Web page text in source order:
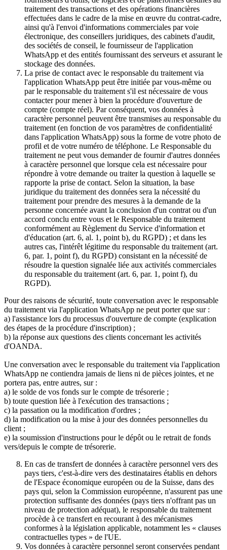
traitement des transactions et des opérations financières
effectuées dans le cadre de la mise en œuvre du contrat-cadre,
ainsi qu'à l'envoi d'informations commerciales par voie
électronique, des conseillers juridiques, des cabinets d'audit,
des sociétés de conseil, le fournisseur de l'application
WhatsApp et des entités fournissant des serveurs et assurant le
stockage des données.
La prise de contact avec le responsable du traitement via
l'application WhatsApp peut être initiée par vous-même ou
par le responsable du traitement s'il est nécessaire de vous
contacter pour mener à bien la procédure d'ouverture de
compte (compte réel). Par conséquent, vos données à
caractère personnel peuvent être transmises au responsable du
traitement (en fonction de vos paramètres de confidentialité
dans l'application WhatsApp) sous la forme de votre photo de
profil et de votre numéro de téléphone. Le Responsable du
traitement ne peut vous demander de fournir d'autres données
à caractère personnel que lorsque cela est nécessaire pour
répondre à votre demande ou traiter la question à laquelle se
rapporte la prise de contact. Selon la situation, la base
juridique du traitement des données sera la nécessité du
traitement pour prendre des mesures à la demande de la
personne concernée avant la conclusion d'un contrat ou d'un
accord conclu entre vous et le Responsable du traitement
conformément au Règlement du Service d'information et
d'éducation (art. 6, al. 1, point b), du RGPD) ; et dans les
autres cas, l'intérêt légitime du responsable du traitement (art.
6, par. 1, point f), du RGPD) consistant en la nécessité de
résoudre la question signalée liée aux activités commerciales
du responsable du traitement (art. 6, par. 1, point f), du
RGPD).
Pour des raisons de sécurité, toute conversation avec le responsable
du traitement via l'application WhatsApp ne peut porter que sur :
a) l'assistance lors du processus d'ouverture de compte (explication
des étapes de la procédure d'inscription) ;
b) la réponse aux questions des clients concernant les activités
d'OANDA.
Une conversation avec le responsable du traitement via l'application
WhatsApp ne contiendra jamais de liens ni de pièces jointes, et ne
portera pas, entre autres, sur :
a) le solde de vos fonds sur le compte de trésorerie ;
b) toute question liée à l'exécution des transactions ;
c) la passation ou la modification d'ordres ;
d) la modification ou la mise à jour des données personnelles du
client ;
e) la soumission d'instructions pour le dépôt ou le retrait de fonds
vers/depuis le compte de trésorerie.
En cas de transfert de données à caractère personnel vers des
pays tiers, c'est-à-dire vers des destinataires établis en dehors
de l'Espace économique européen ou de la Suisse, dans des
pays qui, selon la Commission européenne, n'assurent pas une
protection suffisante des données (pays tiers n'offrant pas un
niveau de protection adéquat), le responsable du traitement
procède à ce transfert en recourant à des mécanismes
conformes à la législation applicable, notamment les « clauses
contractuelles types » de l'UE.
Vos données à caractère personnel seront conservées pendant